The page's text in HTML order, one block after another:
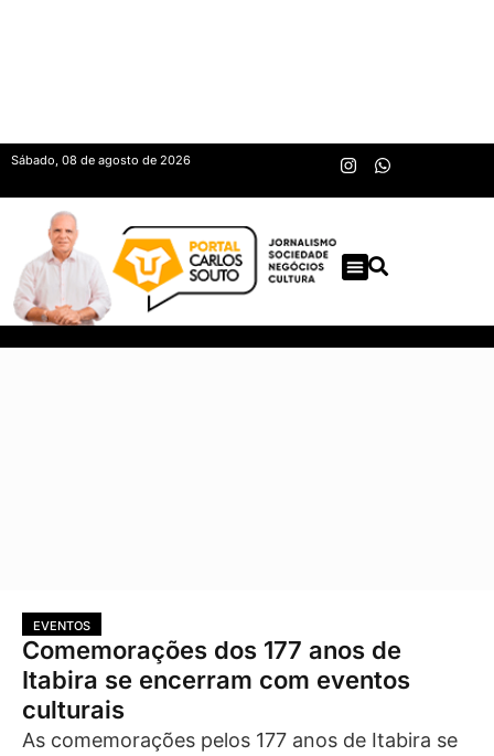
Sábado, 08 de agosto de 2026
EVENTOS
Comemorações dos 177 anos de
Itabira se encerram com eventos
culturais
As comemorações pelos 177 anos de Itabira se